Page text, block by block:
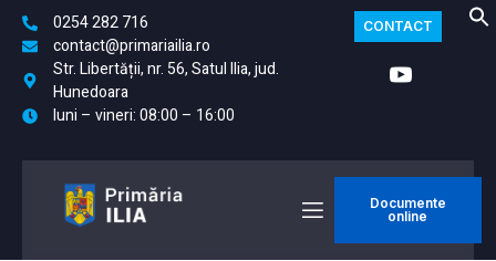
0254 282 716
contact@primariailia.ro
Str. Libertății, nr. 56, Satul Ilia, jud.
Hunedoara
luni – vineri: 08:00 – 16:00
CONTACT
Documente
online